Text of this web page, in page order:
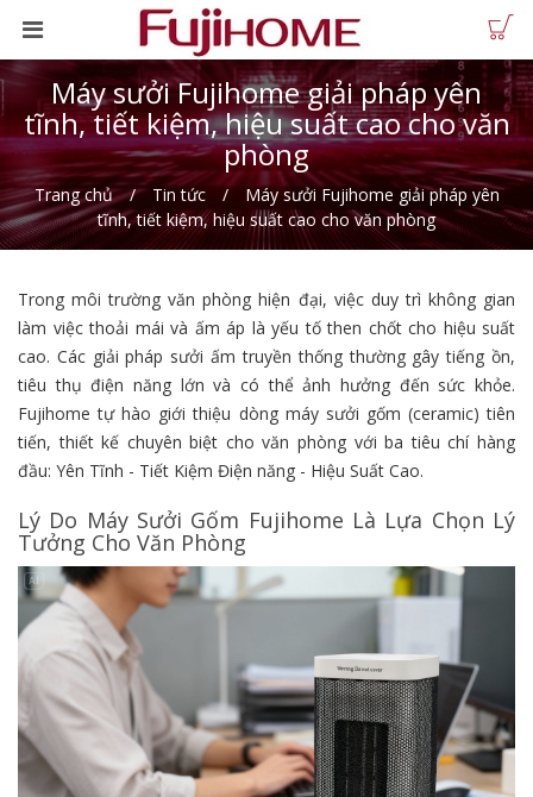
Máy sưởi Fujihome giải pháp yên
tĩnh, tiết kiệm, hiệu suất cao cho văn
phòng
Trang chủ Tin tức
Máy sưởi Fujihome giải pháp yên
tĩnh, tiết kiệm, hiệu suất cao cho văn phòng
Trong môi trường văn phòng hiện đại, việc duy trì không gian
làm việc thoải mái và ấm áp là yếu tố then chốt cho hiệu suất
cao. Các giải pháp sưởi ấm truyền thống thường gây tiếng ồn,
tiêu thụ điện năng lớn và có thể ảnh hưởng đến sức khỏe.
Fujihome tự hào giới thiệu dòng máy sưởi gốm (ceramic) tiên
tiến, thiết kế chuyên biệt cho văn phòng với ba tiêu chí hàng
đầu: Yên Tĩnh - Tiết Kiệm Điện năng - Hiệu Suất Cao.
Lý Do Máy Sưởi Gốm Fujihome Là Lựa Chọn Lý
Tưởng Cho Văn Phòng